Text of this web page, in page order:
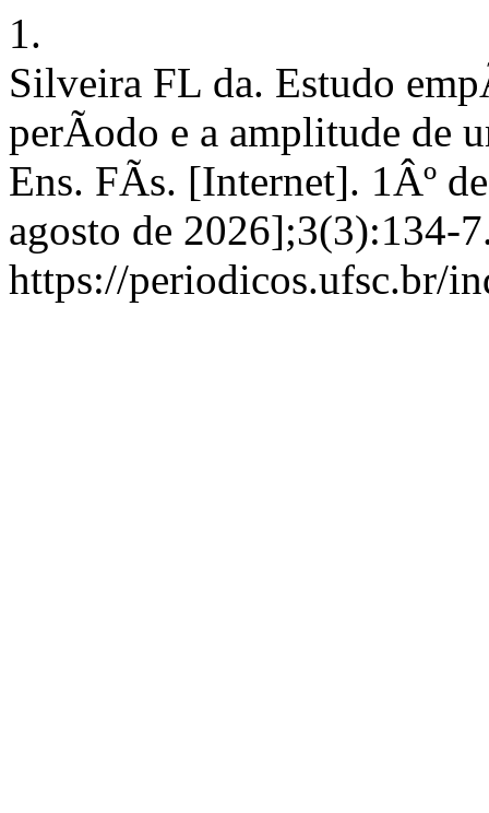
1.
Silveira FL da. Estudo
perÃ­odo e a amplitude de
Ens. FÃ­s. [Internet]. 1Âº
agosto de 2026];3(3):134-
https://periodicos.ufsc.br/